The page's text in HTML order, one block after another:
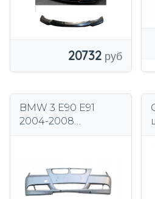
20732
BMW 3 E90 E91
2004-2008
TITANSILBER